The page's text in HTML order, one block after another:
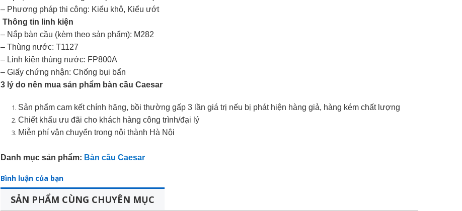
– Phương pháp thi công: Kiểu khô, Kiểu ướt
Thông tin linh kiện
– Nắp bàn cầu (kèm theo sản phẩm): M282
– Thùng nước: T1127
– Linh kiện thùng nước: FP800A
– Giấy chứng nhận: Chống bụi bẩn
3 lý do nên mua sản phẩm bàn cầu Caesar
Sản phẩm cam kết chính hãng, bồi thường gấp 3 lần giá trị nếu bị phát hiện hàng giả, hàng kém chất lượng
Chiết khấu ưu đãi cho khách hàng công trình/đại lý
Miễn phí vận chuyển trong nội thành Hà Nội
Danh mục sản phẩm: Bàn cầu Caesar
Bình luận của bạn
SẢN PHẨM CÙNG CHUYÊN MỤC